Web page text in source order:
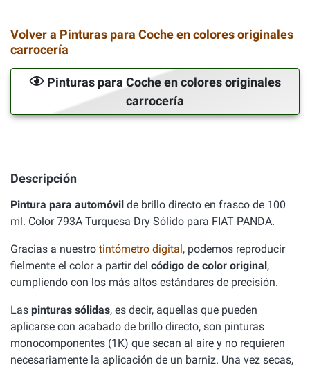
Volver a Pinturas para Coche en colores originales
carrocería
Pinturas para Coche en colores originales
carrocería
Descripción
Pintura para automóvil de brillo directo en frasco de 100
ml. Color 793A Turquesa Dry Sólido para FIAT PANDA.
Gracias a nuestro tintómetro digital, podemos reproducir
fielmente el color a partir del código de color original,
cumpliendo con los más altos estándares de precisión.
Las pinturas sólidas, es decir, aquellas que pueden
aplicarse con acabado de brillo directo, son pinturas
monocomponentes (1K) que secan al aire y no requieren
necesariamente la aplicación de un barniz. Una vez secas,